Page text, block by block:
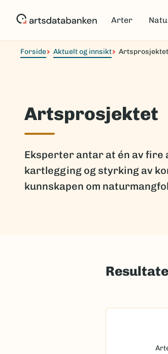
Arter
Forside Aktuelt og innsikt Artsprosjektet
Artsprosjektet
Eksperter antar at én av fire
kartlegging og styrking av
kunnskapen om